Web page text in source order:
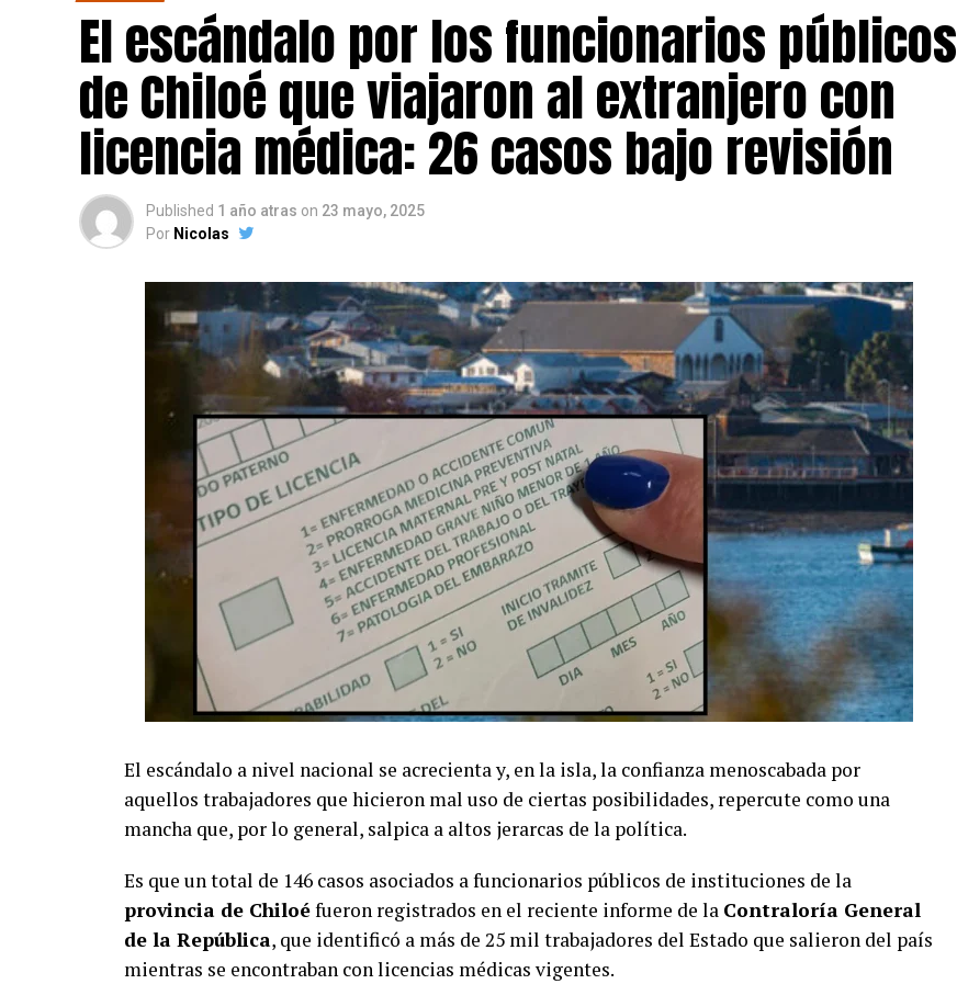
El escándalo por los funcionarios públicos
de Chiloé que viajaron al extranjero con
licencia médica: 26 casos bajo revisión
Published 1 año atras on 23 mayo, 2025
Por Nicolas
El escándalo a nivel nacional se acrecienta y, en la isla, la confianza menoscabada por
aquellos trabajadores que hicieron mal uso de ciertas posibilidades, repercute como una
mancha que, por lo general, salpica a altos jerarcas de la política.
Es que un total de 146 casos asociados a funcionarios públicos de instituciones de la
provincia de Chiloéfueron registrados en el reciente informe de la Contraloría General
de la República, que identificó a más de 25 mil trabajadores del Estado que salieron del país
mientras se encontraban con licencias médicas vigentes.